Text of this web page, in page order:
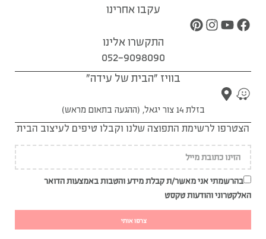
עקבו אחרינו
התקשרו אלינו
052-9098090
בוויז "הבית של עידה"
בזלת 14 צור יגאל, (ההגעה בתאום מראש)
הצטרפו לרשימת התפוצה שלנו וקבלו טיפים לעיצוב הבית
בהרשמתי אני מאשר/ת קבלת מידע והטבות באמצעות הדואר
האלקטרוני והודעות טקסט
צרפו אותי